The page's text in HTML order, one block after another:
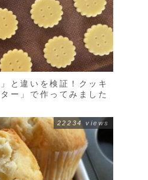
」と違いを検証！クッキ
ー」で作ってみました
22234 views